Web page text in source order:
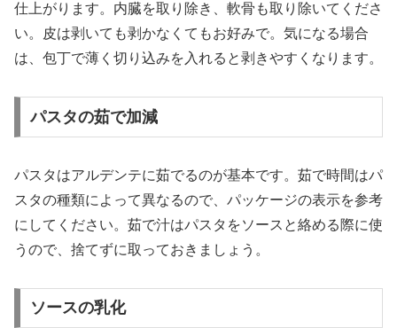
仕上がります。内臓を取り除き、軟骨も取り除いてくださ
い。皮は剥いても剥かなくてもお好みで。気になる場合
は、包丁で薄く切り込みを入れると剥きやすくなります。
パスタの茹で加減
パスタはアルデンテに茹でるのが基本です。茹で時間はパ
スタの種類によって異なるので、パッケージの表示を参考
にしてください。茹で汁はパスタをソースと絡める際に使
うので、捨てずに取っておきましょう。
ソースの乳化